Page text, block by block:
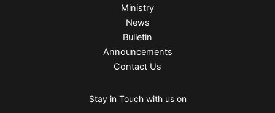
Ministry
News
Bulletin
Announcements
Contact Us
Stay in Touch with us on